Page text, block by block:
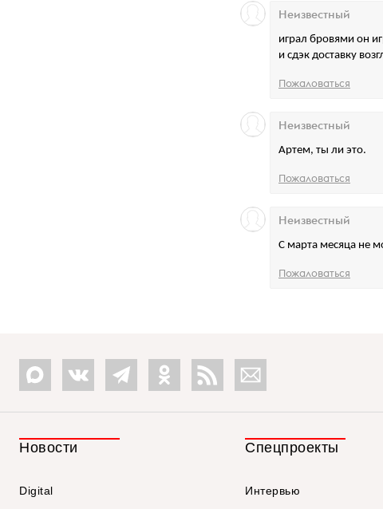
играл бровями он
и сдэк доставку
Неизвестный
Пожаловаться
Артем, ты ли это.
Неизвестный
Пожаловаться
С марта месяца не
Неизвестный
Пожаловаться
Новости
Digital
Спецпроекты
Интервью